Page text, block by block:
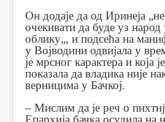
Он додаје да од Иринеја
очекивати да буде уз
облику„, и подсећа на
у Војводини одвијала у
је мрсног карактера и која
показала да владика није
верницима у Бачкој.
– Мислим да је реч о
Епархија бачка осудила на